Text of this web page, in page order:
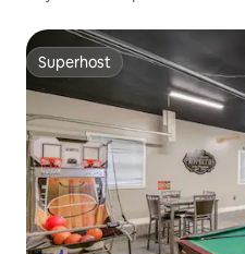
Superhost
Superhost